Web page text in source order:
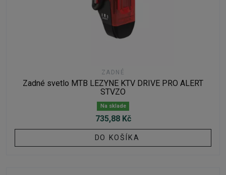
ZADNÉ
Zadné svetlo MTB LEZYNE KTV DRIVE PRO ALERT
STVZO
Na sklade
735,88 Kč
DO KOŠÍKA